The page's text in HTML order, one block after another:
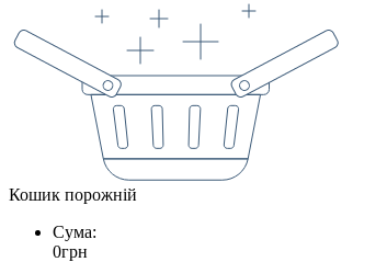
Кошик порожній
Сума:
0грн